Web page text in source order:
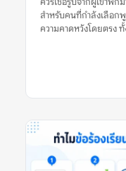
สำหรับคนที่กำลังเลือก
ความคาดหวังโดยตรง
ทางการร่วมกัน แล้วต
และข้อมูลจากหลายแห
จากผู้เข้าพักมากกว่ารู
เข้าพักมากกว่ารูปทางก
น่าใช้เป็นข้อมูลประกอ